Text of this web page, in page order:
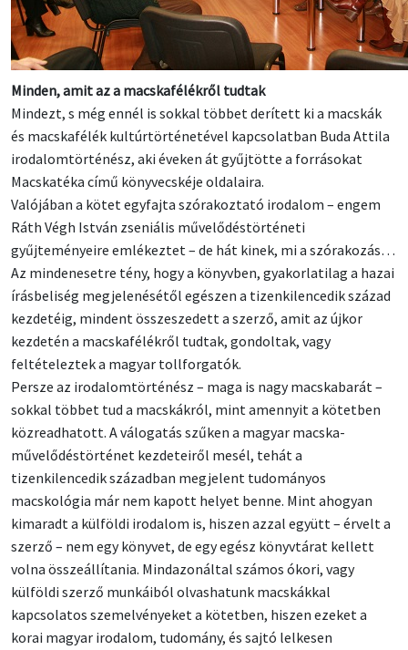
Minden, amit az a macskafélékről tudtak
Mindezt, s még ennél is sokkal többet derített ki a macskák
és macskafélék kultúrtörténetével kapcsolatban Buda Attila
irodalomtörténész, aki éveken át gyűjtötte a forrásokat
Macskatéka című könyvecskéje oldalaira.
Valójában a kötet egyfajta szórakoztató irodalom – engem
Ráth Végh István zseniális művelődéstörténeti
gyűjteményeire emlékeztet – de hát kinek, mi a szórakozás…
Az mindenesetre tény, hogy a könyvben, gyakorlatilag a hazai
írásbeliség megjelenésétől egészen a tizenkilencedik század
kezdetéig, mindent összeszedett a szerző, amit az újkor
kezdetén a macskafélékről tudtak, gondoltak, vagy
feltételeztek a magyar tollforgatók.
Persze az irodalomtörténész – maga is nagy macskabarát –
sokkal többet tud a macskákról, mint amennyit a kötetben
közreadhatott. A válogatás szűken a magyar macska-
művelődéstörténet kezdeteiről mesél, tehát a
tizenkilencedik században megjelent tudományos
macskológia már nem kapott helyet benne. Mint ahogyan
kimaradt a külföldi irodalom is, hiszen azzal együtt – érvelt a
szerző – nem egy könyvet, de egy egész könyvtárat kellett
volna összeállítania. Mindazonáltal számos ókori, vagy
külföldi szerző munkáiból olvashatunk macskákkal
kapcsolatos szemelvényeket a kötetben, hiszen ezeket a
korai magyar irodalom, tudomány, és sajtó lelkesen